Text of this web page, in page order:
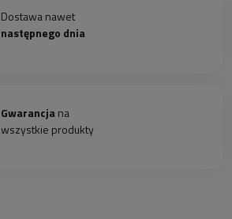
Dostawa nawet
następnego dnia
Gwarancjana
wszystkie produkty